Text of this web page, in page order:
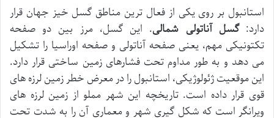
استانبول بر روی یکی از فعال ترین مناطق گسل خیز جهان قرار
دارد:گسل آناتولی شمالی. این گسل، مرز بین دو صفحه
تکتونیکی مهم، یعنی صفحه آناتولی و صفحه اوراسیا را تشکیل
می دهد و به طور مداوم تحت فشارهای زمین ساختی قرار دارد.
این موقعیت ژئولوژیکی، استانبول را در معرض خطر زمین لرزه های
قوی قرار داده است. تاریخچه این شهر مملو از زمین لرزه های
ویرانگر است که شکل گیری شهر و معماری آن را به شدت تحت